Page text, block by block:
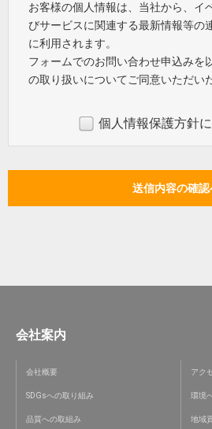
お客様の個人情報は、当社から、イ
びサービスに関連する最新情報等の
に利用されます。
フォームでのお問い合わせ申込みを
の取り扱いについてご同意いただい
個人情報保護方針
会社案内
会社概要 アク
SDGsへの取り組み 環境
品質への取組み 地域